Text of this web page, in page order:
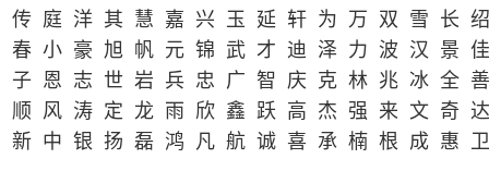
传 庭 洋 其 慧 嘉 兴 玉 延 轩 为 万 双 雪 长
春 小 豪 旭 帆 元 锦 武 才 迪 泽 力 波 汉 景
子 恩 志 世 岩 兵 忠 广 智 庆 克 林 兆 冰 全
顺 风 涛 定 龙 雨 欣 鑫 跃 高 杰 强 来 文 奇
新 中 银 扬 磊 鸿 凡 航 诚 喜 承 楠 根 成 惠